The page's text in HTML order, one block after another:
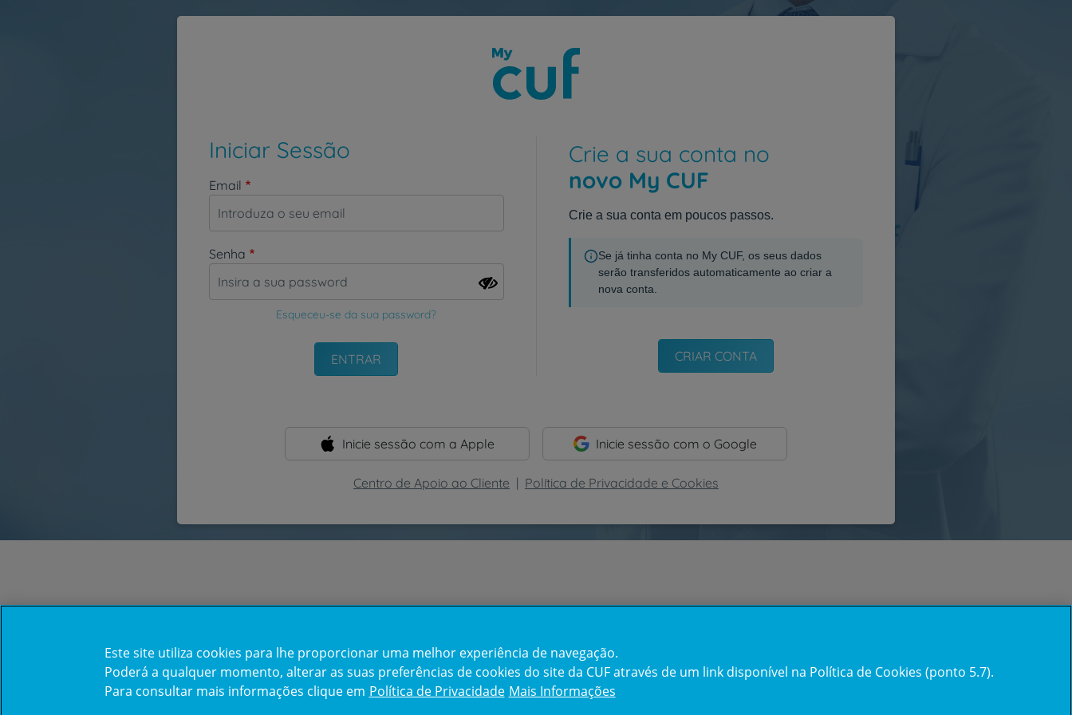
Iniciar Sessão
Email
Senha
Esqueceu-se da sua password?
Crie a sua conta no
novo My CUF
Crie a sua conta em poucos passos.
Se já tinha conta no My CUF, os seus dados
serão transferidos automaticamente ao criar a
nova conta.
CRIAR CONTA
Inicie sessão com a Apple Inicie sessão com o Google
Centro de Apoio ao Cliente | Política de Privacidade e Cookies
Este site utiliza cookies para lhe proporcionar uma melhor experiência de navegação.
Poderá a qualquer momento, alterar as suas preferências de cookies do site da CUF através de um link disponível na Política de Cookies (ponto 5.7).
Para consultar mais informações clique em Política de Privacidade Mais Informações